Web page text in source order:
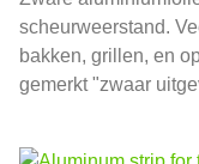
scheurweerstand.
bakken, grillen, en
gemerkt "zwaar